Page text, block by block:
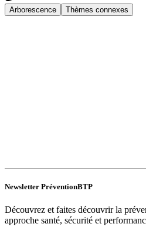
Arborescence Thèmes connexes
Newsletter PréventionBTP
Découvrez et faites découvrir la
approche santé, sécurité et